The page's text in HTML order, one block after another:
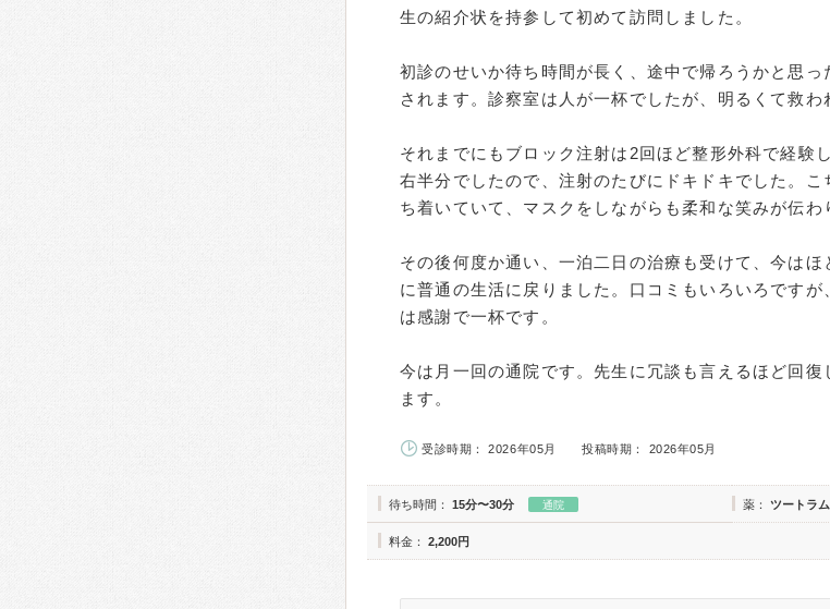
生の紹介状を持参して初めて訪問しました。
初診のせいか待ち時間が長く、途中で帰ろうかと思っ
されます。診察室は人が一杯でしたが、明るくて救わ
それまでにもブロック注射は2回ほど整形外科で経験
右半分でしたので、注射のたびにドキドキでした。こ
ち着いていて、マスクをしながらも柔和な笑みが伝わ
その後何度か通い、一泊二日の治療も受けて、今は
に普通の生活に戻りました。口コミもいろいろですが
は感謝で一杯です。
今は月一回の通院です。先生に冗談も言えるほど回復
ます。
受診時期： 2026年05月 投稿時期： 2026年05月
待ち時間： 15分〜30分 通院 薬： ツートラ
料金： 2,200円